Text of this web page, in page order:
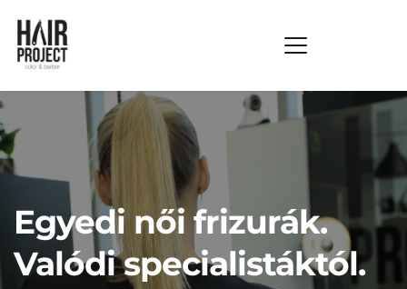
Egyedi női frizurák.
Valódi specialistáktól.